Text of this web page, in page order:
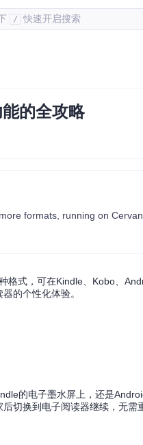
/ 快速开启搜索
的全攻略
格式，可在Kindle、Kobo、
的个性化体验。
的电子墨水屏上，还是
切换到电子阅读器继续，无需